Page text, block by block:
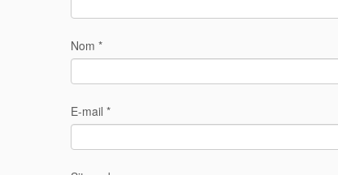
Nom *
E-mail *